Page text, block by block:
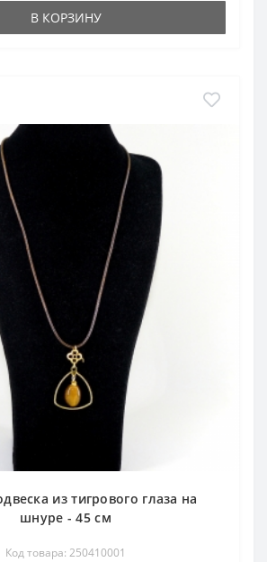
В КОРЗИНУ
из тигрового глаза на
шнуре - 45 см
Код товара: 250410001